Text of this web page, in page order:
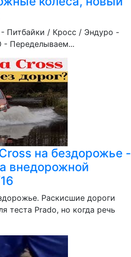
/ Кросс / Эндуро -
- Переделываем...
на бездорожье -
внедорожной
Раскисшие дороги
теста Prado, но когда речь